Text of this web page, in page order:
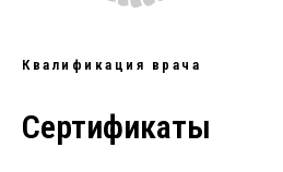
Квалификация врача
Сертификаты